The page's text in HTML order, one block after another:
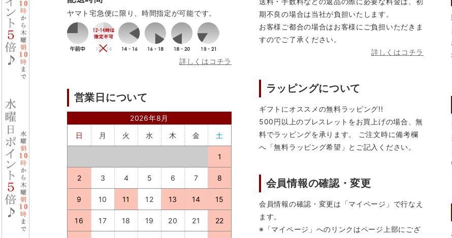
ヤマト宅急便に限り、時間指定が可能です。
詳しくはコチラ
営業日について
2026年8月
日
月 火 水 木 金 土
1
2 3 4 5 6 7 8
9 10 11 12 13 14 15
16 17 18 19 20 21 22
期不良の場合は当社が負担いたします。
お客様ご都合の場合はお客様にご負担いただきま
すのでご了承ください。
詳しくはコチラ
ラッピングについて
ギフトにオススメの無料ラッピング!!
500円以上のブレスレットをお買上げの場合、無
料でラッピングを承ります。 ご注文時に備考欄
へ「無料ラッピング希望」とご記入ください。
会員情報の確認・変更
会員情報の確認・変更は「マイページ」で行なえ
ます。
※「マイページ」へのリンクはページ上部にござ